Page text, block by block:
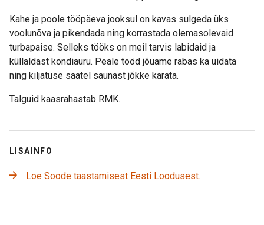
Kahe ja poole tööpäeva jooksul on kavas sulgeda üks
voolunõva ja pikendada ning korrastada olemasolevaid
turbapaise. Selleks tööks on meil tarvis labidaid ja
küllaldast kondiauru. Peale tööd jõuame rabas ka uidata
ning kiljatuse saatel saunast jõkke karata.
Talguid kaasrahastab RMK.
LISAINFO
Loe Soode taastamisest Eesti Loodusest.